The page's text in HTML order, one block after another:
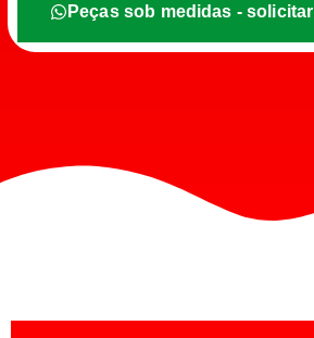
Peças sob medidas - solicitar